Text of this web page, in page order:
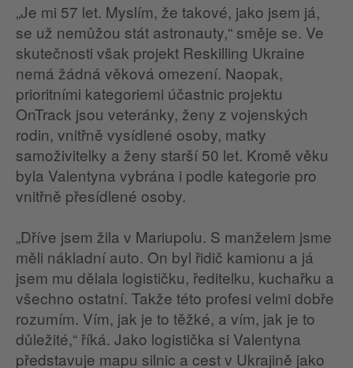
„Je mi 57 let. Myslím, že takové, jako jsem já,
se už nemůžou stát astronauty,“ směje se. Ve
skutečnosti však projekt Reskilling Ukraine
nemá žádná věková omezení. Naopak,
prioritními kategoriemi účastnic projektu
OnTrack jsou veteránky, ženy z vojenských
rodin, vnitřně vysídlené osoby, matky
samoživitelky a ženy starší 50 let. Kromě věku
byla Valentyna vybrána i podle kategorie pro
vnitřně přesídlené osoby.
„Dříve jsem žila v Mariupolu. S manželem jsme
měli nákladní auto. On byl řidič kamionu a já
jsem mu dělala logističku, ředitelku, kuchařku a
všechno ostatní. Takže této profesi velmi dobře
rozumím. Vím, jak je to těžké, a vím, jak je to
důležité,“ říká. Jako logistička si Valentyna
představuje mapu silnic a cest v Ukrajině jako